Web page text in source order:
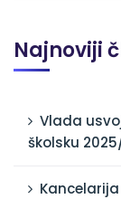
Najnoviji
Vlada
školsku